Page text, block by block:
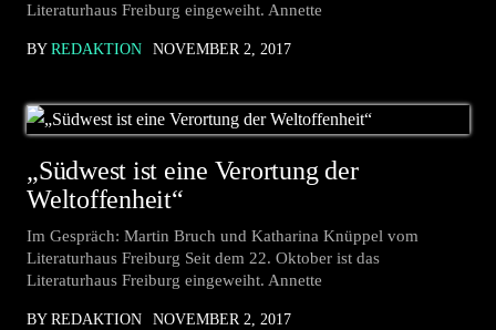
Literaturhaus Freiburg eingeweiht. Annette
BY REDAKTION NOVEMBER 2, 2017
„Südwest ist eine Verortung der
Weltoffenheit“
Im Gespräch: Martin Bruch und Katharina Knüppel vom
Literaturhaus Freiburg Seit dem 22. Oktober ist das
Literaturhaus Freiburg eingeweiht. Annette
BY REDAKTION NOVEMBER 2, 2017